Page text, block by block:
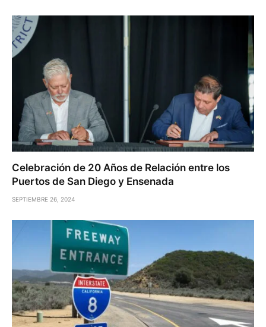
Celebración de 20 Años de Relación entre los
Puertos de San Diego y Ensenada
SEPTIEMBRE 26, 2024